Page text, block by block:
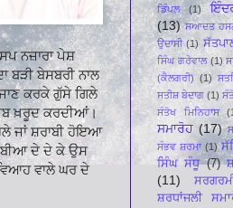
ਨਜ਼ਾਰਾ ਪੇਸ਼
ਬੜੀ ਬੇਸਬਰੀ ਨਾਲ
ਕਰਕੇ ਗੁੱਸੇ ਗਿਲੇ
ਖੂਬ ਖ਼ਰੂਦ ਕਰਦੀਆਂ।
ਜਾਂ ਸ਼ਰਾਬੀ ਹੋਇਆ
ਦੇ ਦੇ ਕੇ ਉਸ
ਵਾਲੇ ਘਰ ਦੇ
ਡਿੰਪਲ
(1)
(13) ਸਆਦਤ
ਉਦਾਸੀ (1)
ਸਿੰਘ ਗਰੇਵਾਲ (1)
(ਕੈਲਗਰੀ) (1)
ਸਤੀਸ਼ ਬੇਦਾਗ (1)
ਸੰਤੋਖ ਮਿਨਿਹਾਸ
ਸਮਾਰੋਹ (17)
ਸੰਭਵ ਸ਼ਰਮਾ (1)
ਸਿੰਘ ਸੰਧੂ (7)
(11)
ਸ਼ਰਧਾਂਜਲੀ